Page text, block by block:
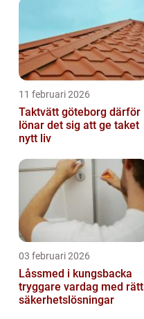
11 februari 2026
Taktvätt göteborg därför
lönar det sig att ge taket
nytt liv
03 februari 2026
Låssmed i kungsbacka
tryggare vardag med rätt
säkerhetslösningar